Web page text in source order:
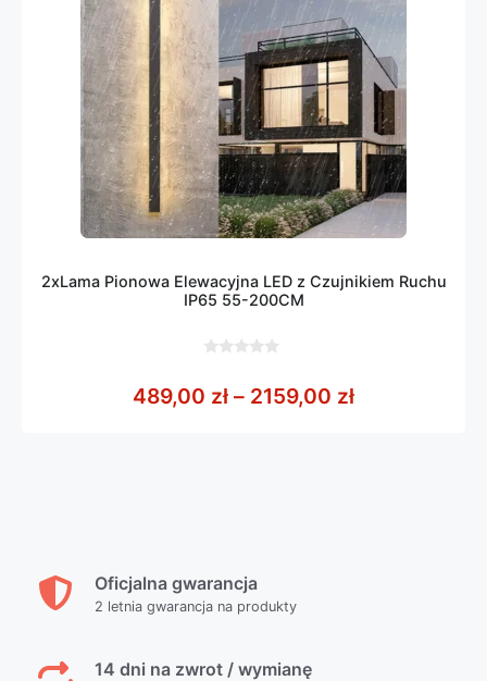
2xLama Pionowa Elewacyjna LED z Czujnikiem Ruchu
IP65 55-200CM
5
489,00 zł – 2159,00 złZakres cen:
Oficjalna gwarancja
2 letnia gwarancja na produkty
14 dni na zwrot / wymianę